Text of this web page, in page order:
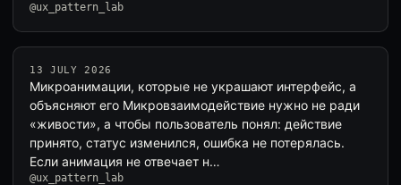
@ux_pattern_lab
13 JULY 2026
Микроанимации, которые не украшают интерфейс, а
объясняют его Микровзаимодействие нужно не ради
«живости», а чтобы пользователь понял: действие
принято, статус изменился, ошибка не потерялась.
Если анимация не отвечает н…
@ux_pattern_lab